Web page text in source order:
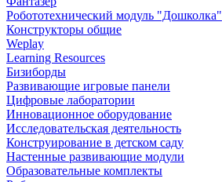
Робототехнический модуль "Дошколка"
Конструкторы общие
Weplay
Learning Resources
Бизиборды
Развивающие игровые панели
Цифровые лаборатории
Инновационное оборудование
Исследовательская деятельность
Конструирование в детском саду
Настенные развивающие модули
Образовательные комплекты